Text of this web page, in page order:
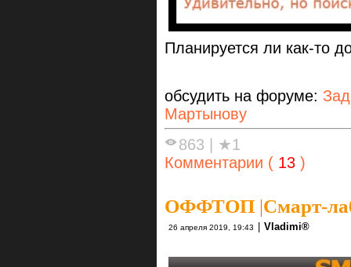
Планируется ли как-то
обсудить на форуме:
Мартынову
863
★1
Комментарии ( 13 )
ОФФТОП |Смарт-
26 апреля 2019, 19:43 Vlаdimi®